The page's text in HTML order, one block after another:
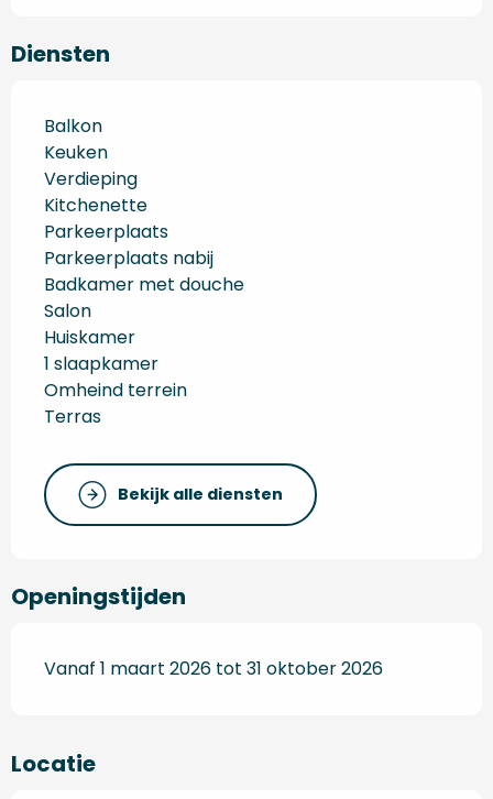
Diensten
Balkon
Keuken
Verdieping
Kitchenette
Parkeerplaats
Parkeerplaats nabij
Badkamer met douche
Salon
Huiskamer
1 slaapkamer
Omheind terrein
Terras
Bekijk alle diensten
Openingstijden
Vanaf 1 maart 2026 tot 31 oktober 2026
Locatie